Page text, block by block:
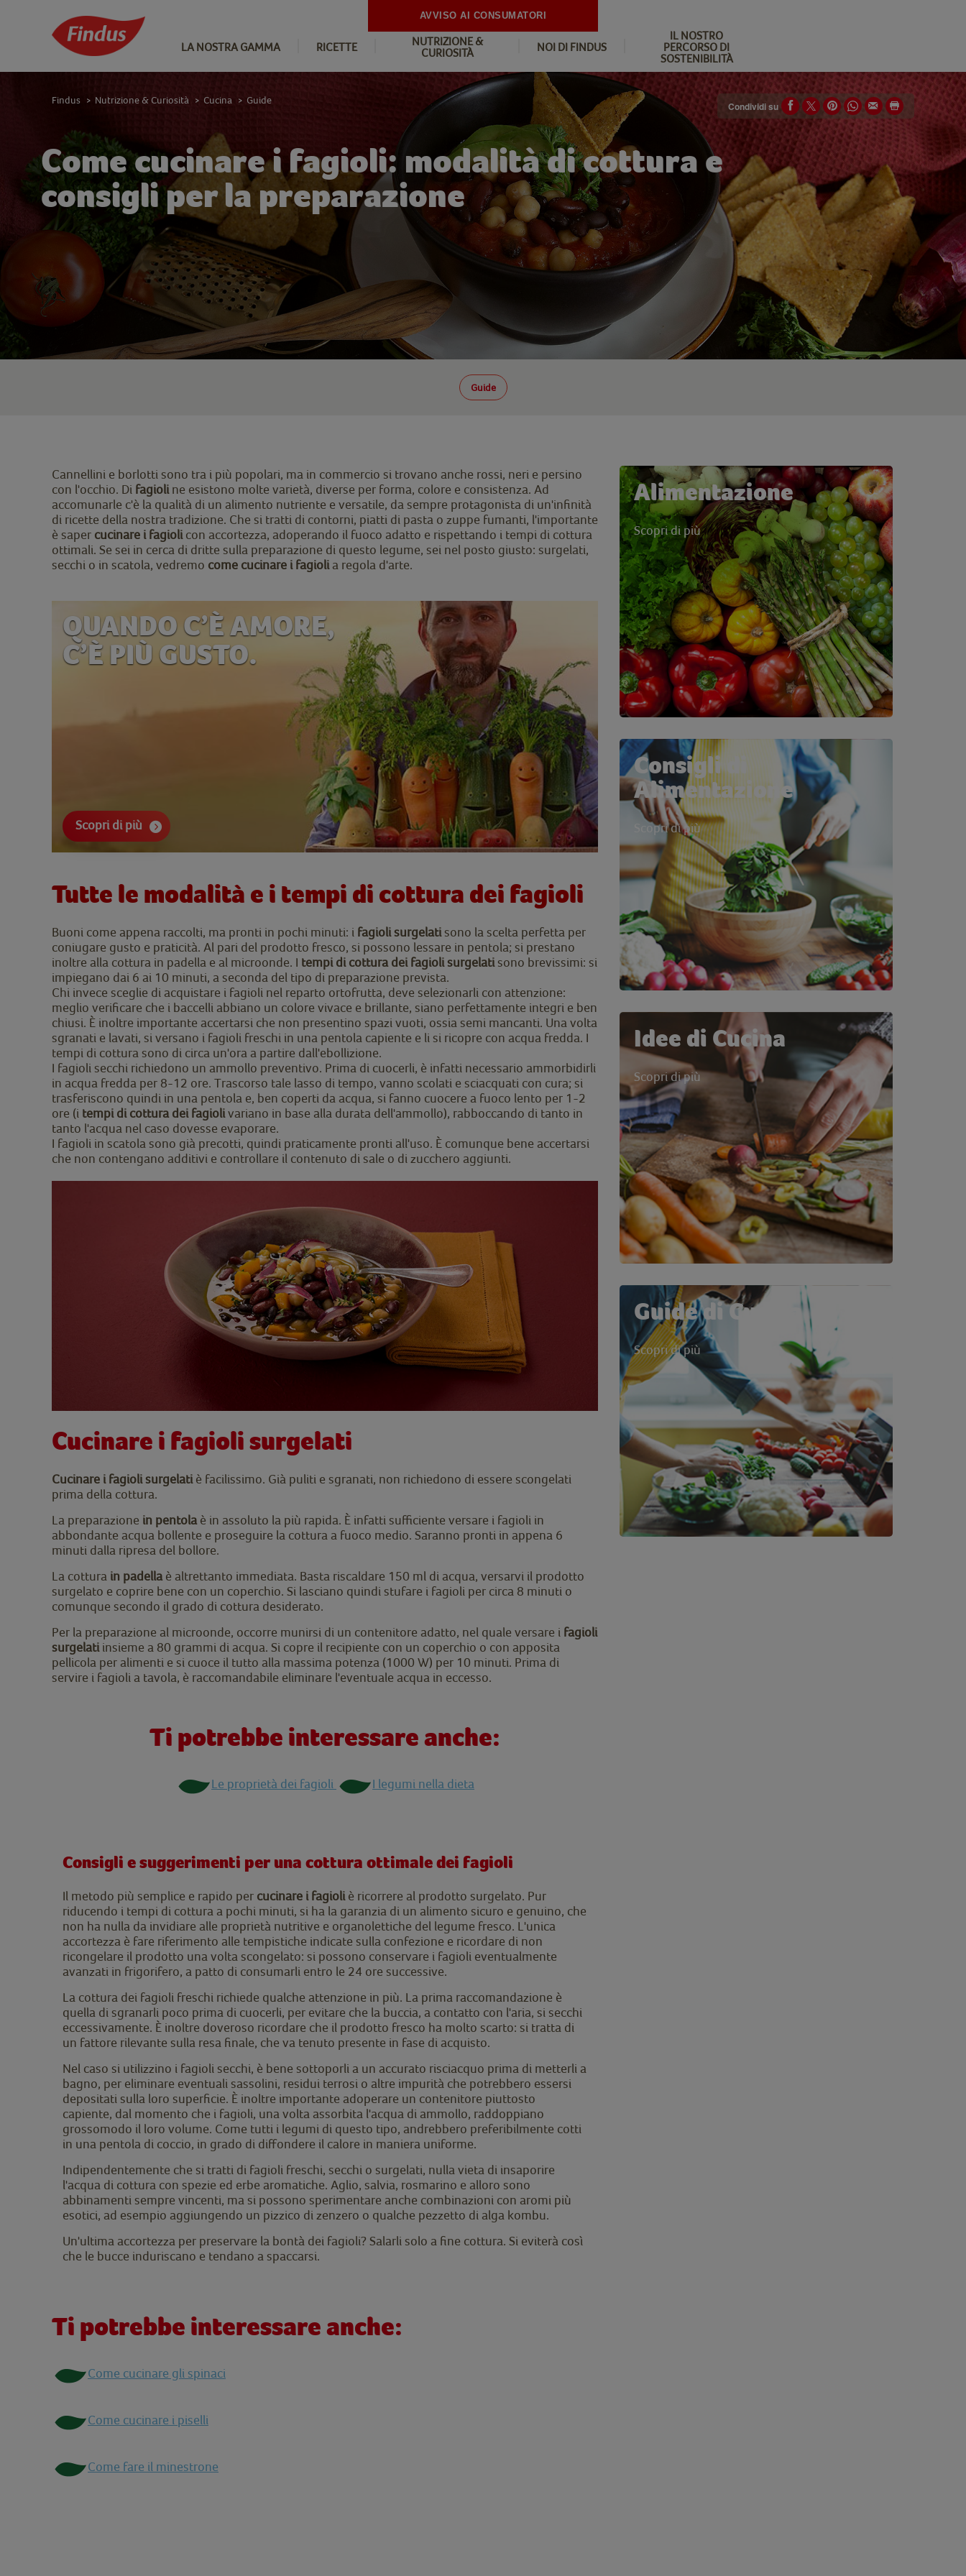
LA NOSTRA GAMMA RICETTE
NUTRIZIONE &
CURIOSITÀ
NOI DI FINDUS
IL NOSTRO
PERCORSO DI
SOSTENIBILITÀ
Come cucinare i fagioli: modalità di cottura e
consigli per la preparazione
Guide
Findus > Nutrizione & Curiosità > Cucina > Guide Condividi su
Cannellini e borlotti sono tra i più popolari, ma in commercio si trovano anche rossi, neri e persino
con l'occhio. Di fagioli ne esistono molte varietà, diverse per forma, colore e consistenza. Ad
accomunarle c'è la qualità di un alimento nutriente e versatile, da sempre protagonista di un'infinità
di ricette della nostra tradizione. Che si tratti di contorni, piatti di pasta o zuppe fumanti, l'importante
è saper cucinare i fagioli con accortezza, adoperando il fuoco adatto e rispettando i tempi di cottura
ottimali. Se sei in cerca di dritte sulla preparazione di questo legume, sei nel posto giusto: surgelati,
secchi o in scatola, vedremo come cucinare i fagioli a regola d'arte.
QUANDO C’È AMORE,
C’È PIÙ GUSTO.
Scopri di più
Tutte le modalità e i tempi di cottura dei fagioli
Buoni come appena raccolti, ma pronti in pochi minuti: i fagioli surgelati sono la scelta perfetta per
coniugare gusto e praticità. Al pari del prodotto fresco, si possono lessare in pentola; si prestano
inoltre alla cottura in padella e al microonde. I tempi di cottura dei fagioli surgelati sono brevissimi: si
impiegano dai 6 ai 10 minuti, a seconda del tipo di preparazione prevista.
Chi invece sceglie di acquistare i fagioli nel reparto ortofrutta, deve selezionarli con attenzione:
meglio verificare che i baccelli abbiano un colore vivace e brillante, siano perfettamente integri e ben
chiusi. È inoltre importante accertarsi che non presentino spazi vuoti, ossia semi mancanti. Una volta
sgranati e lavati, si versano i fagioli freschi in una pentola capiente e li si ricopre con acqua fredda. I
tempi di cottura sono di circa un'ora a partire dall'ebollizione.
I fagioli secchi richiedono un ammollo preventivo. Prima di cuocerli, è infatti necessario ammorbidirli
in acqua fredda per 8-12 ore. Trascorso tale lasso di tempo, vanno scolati e sciacquati con cura; si
trasferiscono quindi in una pentola e, ben coperti da acqua, si fanno cuocere a fuoco lento per 1-2
ore (i tempi di cottura dei fagiolivariano in base alla durata dell'ammollo), rabboccando di tanto in
tanto l'acqua nel caso dovesse evaporare.
I fagioli in scatola sono già precotti, quindi praticamente pronti all'uso. È comunque bene accertarsi
che non contengano additivi e controllare il contenuto di sale o di zucchero aggiunti.
Cucinare i fagioli surgelati
Cucinare i fagioli surgelati è facilissimo. Già puliti e sgranati, non richiedono di essere scongelati
prima della cottura.
La preparazione in pentola è in assoluto la più rapida. È infatti sufficiente versare i fagioli in
abbondante acqua bollente e proseguire la cottura a fuoco medio. Saranno pronti in appena 6
minuti dalla ripresa del bollore.
La cottura in padella è altrettanto immediata. Basta riscaldare 150 ml di acqua, versarvi il prodotto
surgelato e coprire bene con un coperchio. Si lasciano quindi stufare i fagioli per circa 8 minuti o
comunque secondo il grado di cottura desiderato.
Per la preparazione al microonde, occorre munirsi di un contenitore adatto, nel quale versare i fagioli
surgelati insieme a 80 grammi di acqua. Si copre il recipiente con un coperchio o con apposita
pellicola per alimenti e si cuoce il tutto alla massima potenza (1000 W) per 10 minuti. Prima di
servire i fagioli a tavola, è raccomandabile eliminare l'eventuale acqua in eccesso.
Ti potrebbe interessare anche:
Le proprietà dei fagioli I legumi nella dieta
Consigli e suggerimenti per una cottura ottimale dei fagioli
Il metodo più semplice e rapido per cucinare i fagioli è ricorrere al prodotto surgelato. Pur
riducendo i tempi di cottura a pochi minuti, si ha la garanzia di un alimento sicuro e genuino, che
non ha nulla da invidiare alle proprietà nutritive e organolettiche del legume fresco. L'unica
accortezza è fare riferimento alle tempistiche indicate sulla confezione e ricordare di non
ricongelare il prodotto una volta scongelato: si possono conservare i fagioli eventualmente
avanzati in frigorifero, a patto di consumarli entro le 24 ore successive.
La cottura dei fagioli freschi richiede qualche attenzione in più. La prima raccomandazione è
quella di sgranarli poco prima di cuocerli, per evitare che la buccia, a contatto con l'aria, si secchi
eccessivamente. È inoltre doveroso ricordare che il prodotto fresco ha molto scarto: si tratta di
un fattore rilevante sulla resa finale, che va tenuto presente in fase di acquisto.
Nel caso si utilizzino i fagioli secchi, è bene sottoporli a un accurato risciacquo prima di metterli a
bagno, per eliminare eventuali sassolini, residui terrosi o altre impurità che potrebbero essersi
depositati sulla loro superficie. È inoltre importante adoperare un contenitore piuttosto
capiente, dal momento che i fagioli, una volta assorbita l'acqua di ammollo, raddoppiano
grossomodo il loro volume. Come tutti i legumi di questo tipo, andrebbero preferibilmente cotti
in una pentola di coccio, in grado di diffondere il calore in maniera uniforme.
Indipendentemente che si tratti di fagioli freschi, secchi o surgelati, nulla vieta di insaporire
l'acqua di cottura con spezie ed erbe aromatiche. Aglio, salvia, rosmarino e alloro sono
abbinamenti sempre vincenti, ma si possono sperimentare anche combinazioni con aromi più
esotici, ad esempio aggiungendo un pizzico di zenzero o qualche pezzetto di alga kombu.
Un'ultima accortezza per preservare la bontà dei fagioli? Salarli solo a fine cottura. Si eviterà così
che le bucce induriscano e tendano a spaccarsi.
Ti potrebbe interessare anche:
Come cucinare gli spinaci
Come cucinare i piselli
Come fare il minestrone
Alimentazione
Scopri di più
Consigli di
Alimentazione
Scopri di più
Idee di Cucina
Scopri di più
Guide di Cucina
Scopri di più
AVVISO AI CONSUMATORI